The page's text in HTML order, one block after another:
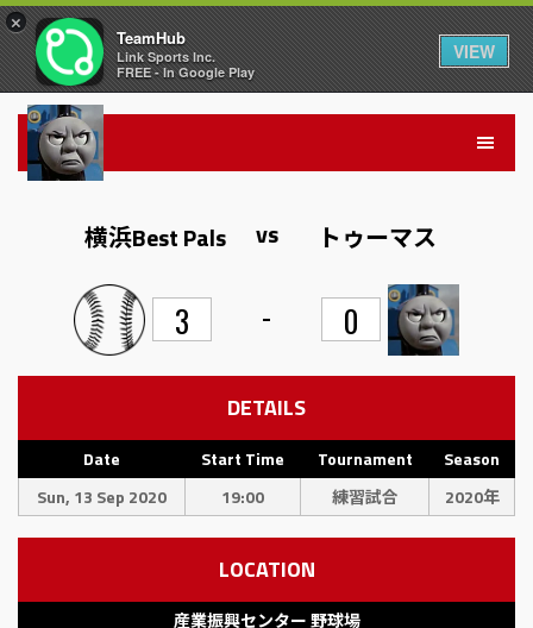
横浜Best Pals vs トゥーマス
3 - 0
DETAILS
Date Start Time Tournament
Season
Sun, 13 Sep 2020
19:00 練習試合 2020年
LOCATION
産業振興センター 野球場
×
TeamHub
Link Sports Inc.
FREE - In Google Play
VIEW